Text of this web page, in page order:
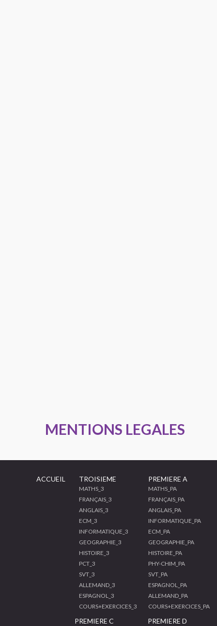
MENTIONS LEGALES
ACCUEIL TROISIEME
MATHS_3
FRANÇAIS_3
ANGLAIS_3
ECM_3
INFORMATIQUE_3
GEOGRAPHIE_3
HISTOIRE_3
PCT_3
SVT_3
ALLEMAND_3
ESPAGNOL_3
COURS+EXERCICES_3
PREMIERE A
MATHS_PA
FRANÇAIS_PA
ANGLAIS_PA
INFORMATIQUE_PA
ECM_PA
GEOGRAPHIE_PA
HISTOIRE_PA
PHY-CHIM_PA
SVT_PA
ESPAGNOL_PA
ALLEMAND_PA
COURS+EXERCICES_PA
PREMIERE C PREMIERE D